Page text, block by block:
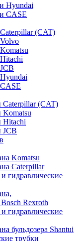
Hyundai
CASE
(CAT)
Caterpillar (CAT)
Komatsu
Hitachi
JCB
Komatsu
Caterpillar
гидравлические
Rexroth
гидравлические
бульдозера Shantui
трубки